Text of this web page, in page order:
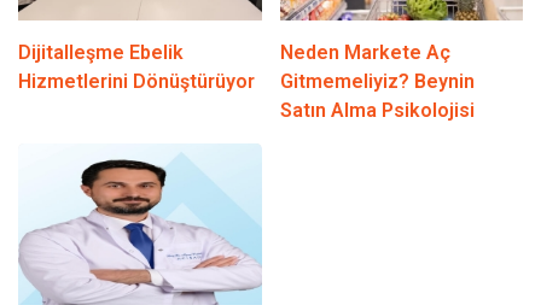
Dijitalleşme Ebelik
Hizmetlerini Dönüştürüyor
Neden Markete Aç
Gitmemeliyiz? Beynin
Satın Alma Psikolojisi